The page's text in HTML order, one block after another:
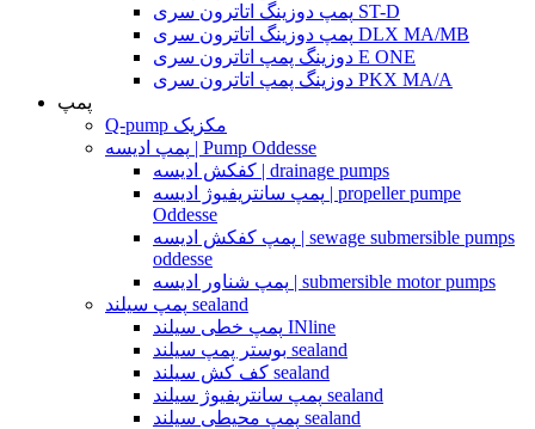
پمپ دوزینگ اتاترون سری ST-D
پمپ دوزینگ اتاترون سری DLX MA/MB
دوزینگ پمپ اتاترون سری E ONE
دوزینگ پمپ اتاترون سری PKX MA/A
پمپ
Q-pump مکزیک
پمپ ادیسه | Pump Oddesse
کفکش ادیسه | drainage pumps
پمپ سانتریفیوژ ادیسه | propeller pumpe
Oddesse
پمپ کفکش ادیسه | sewage submersible pumps
oddesse
پمپ شناور ادیسه | submersible motor pumps
پمپ سیلند sealand
پمپ خطی سیلند INline
بوستر پمپ سیلند sealand
کف کش سیلند sealand
پمپ سانتریفیوژ سیلند sealand
پمپ محیطی سیلند sealand